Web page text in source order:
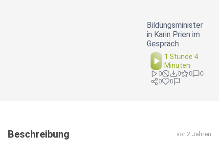
Bildungsminister
in Karin Prien im
Gespräch
1 Stunde 4
Minuten
0 0 0
0
0
0
Beschreibung vor 2 Jahren